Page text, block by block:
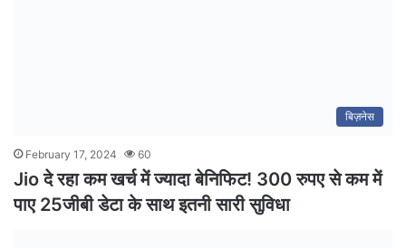
बिज़नेस
February 17, 2024 60
Jio दे रहा कम खर्च में ज्यादा बेनिफिट! 300 रुपए से कम में
पाए 25जीबी डेटा के साथ इतनी सारी सुविधा